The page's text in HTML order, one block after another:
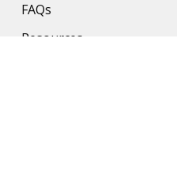
FAQs
Resources